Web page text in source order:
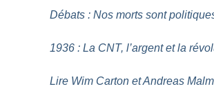
Débats : Nos morts sont
1936 : La CNT, l’argent et la
Lire Wim Carton et Andreas